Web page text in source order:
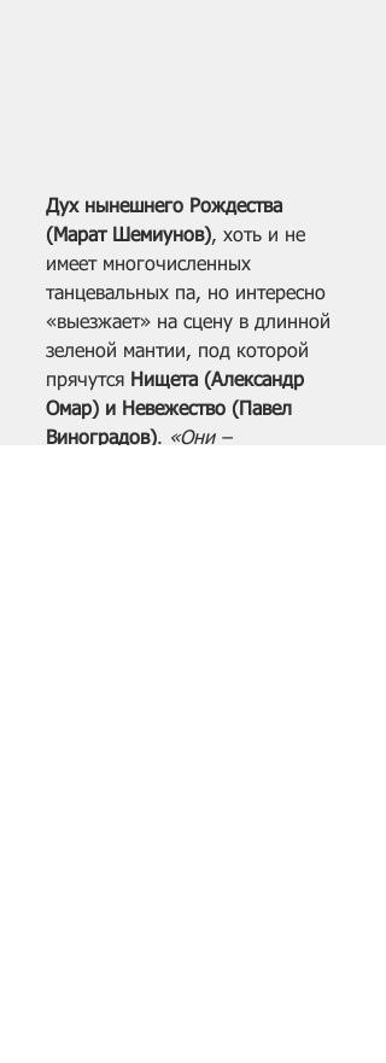
Дух нынешнего Рождества
(Марат Шемиунов), хоть и не
имеет многочисленных
танцевальных па, но интересно
«выезжает» на сцену в длинной
зеленой мантии, под которой
прячутся Нищета (Александр
Омар) и Невежество (Павел
Виноградов). «Они –